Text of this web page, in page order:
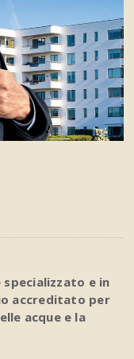
e in
accreditato per
acque e la